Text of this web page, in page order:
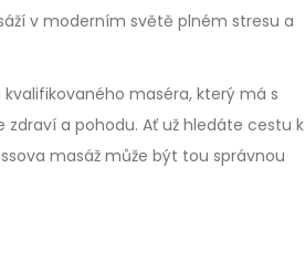
v moderním světě plném stresu a
maséra, který má s
a pohodu. Ať už hledáte cestu k
masáž může být tou správnou